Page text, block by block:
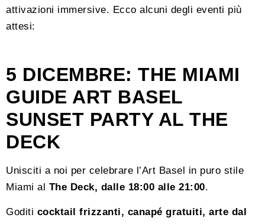
attivazioni immersive. Ecco alcuni degli eventi più
attesi:
5 DICEMBRE: THE MIAMI
GUIDE ART BASEL
SUNSET PARTY AL THE
DECK
Unisciti a noi per celebrare l’Art Basel in puro stile
Miami al The Deck, dalle 18:00 alle 21:00.
Goditi cocktail frizzanti, canapé gratuiti, arte dal